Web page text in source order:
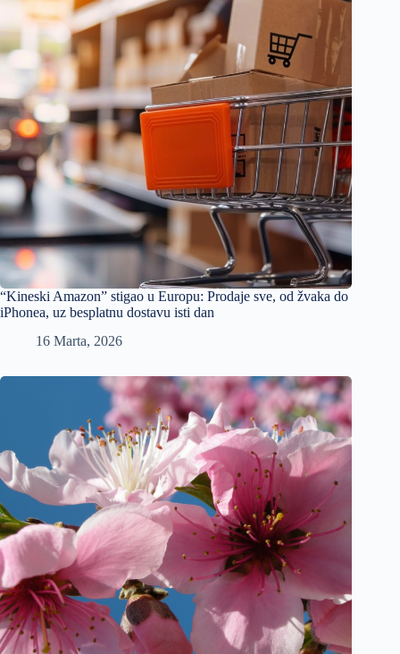
“Kineski Amazon” stigao u Europu: Prodaje sve, od žvaka do
iPhonea, uz besplatnu dostavu isti dan
16 Marta, 2026